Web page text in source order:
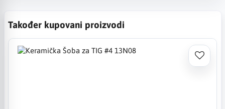
Također kupovani proizvodi